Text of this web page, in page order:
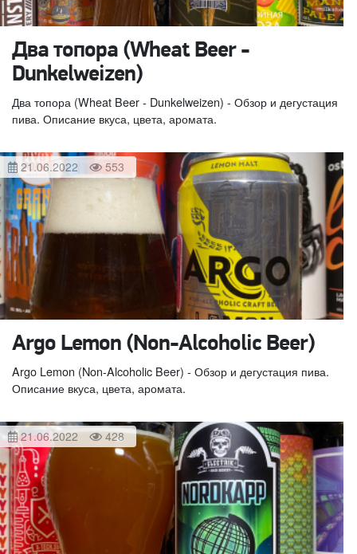
Два топора (Wheat Beer -
Dunkelweizen)
Два топора (Wheat Beer - Dunkelweizen) - Обзор и дегустация
пива. Описание вкуса, цвета, аромата.
21.06.2022 553
Argo Lemon (Non-Alcoholic Beer)
Argo Lemon (Non-Alcoholic Beer) - Обзор и дегустация пива.
Описание вкуса, цвета, аромата.
21.06.2022 428